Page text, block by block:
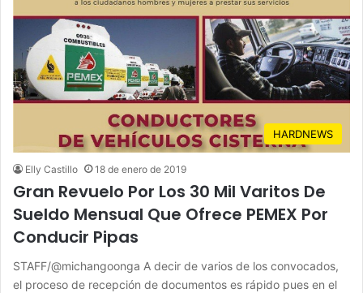
HARDNEWS
Elly Castillo 18 de enero de 2019
Gran Revuelo Por Los 30 Mil Varitos De
Sueldo Mensual Que Ofrece PEMEX Por
Conducir Pipas
STAFF/@michangoonga A decir de varios de los convocados,
el proceso de recepción de documentos es rápido pues en el